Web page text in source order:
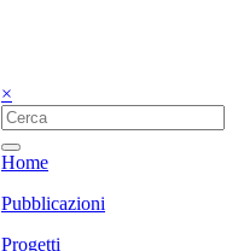
×
Home
Pubblicazioni
Progetti